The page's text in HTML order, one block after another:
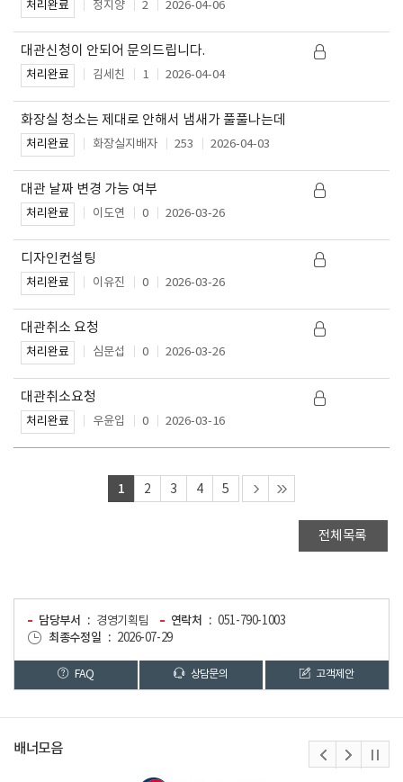
처리완료 정지양 2 2026-04-06
대관신청이 안되어 문의드립니다.
처리완료 김세친 1 2026-04-04
화장실 청소는 제대로 안해서 냄새가 풀풀나는데
처리완료 화장실지배자 253 2026-04-03
대관 날짜 변경 가능 여부
처리완료 이도연 0 2026-03-26
디자인컨설팅
처리완료 이유진 0 2026-03-26
대관취소 요청
처리완료 심문섭 0 2026-03-26
대관취소요청
처리완료 우윤입 0 2026-03-16
1 2 3 4 5
전체목록
담당부서 경영기획팀 연락처
051-790-1003
최종수정일
2026-07-29
FAQ 상담문의 고객제안
배너모음